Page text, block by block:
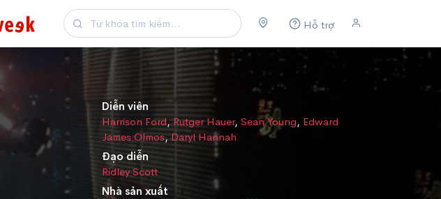
Hỗ trợ
Diễn viên
Harrison Ford,Rutger Hauer,Sean Young, Edward
James Olmos,Daryl Hannah
Đạo diễn
Ridley Scott
Nhà sản xuất